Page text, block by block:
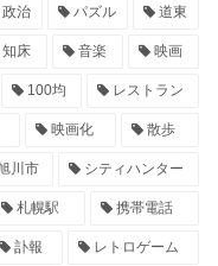
政治 パズル 道東
知床 音楽 映画
100均 レストラン
映画化 散歩
川市 シティハンター
札幌駅 携帯電話
訃報 レトロゲーム